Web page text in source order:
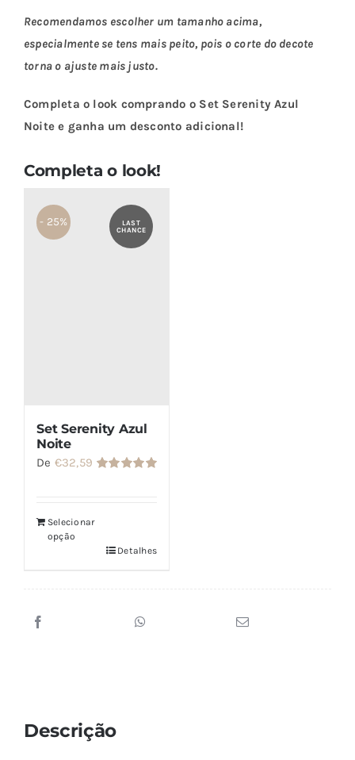
Recomendamos escolher um tamanho acima,
especialmente se tens mais peito, pois o corte do decote
torna o ajuste mais justo.
Completa o look comprando o Set Serenity Azul
Noite e ganha um desconto adicional!
Completa o look!
LAST
CHANCE
- 25%
Set Serenity Azul
Noite
De €32,59
Selecionar
opção
Detalhes
Descrição